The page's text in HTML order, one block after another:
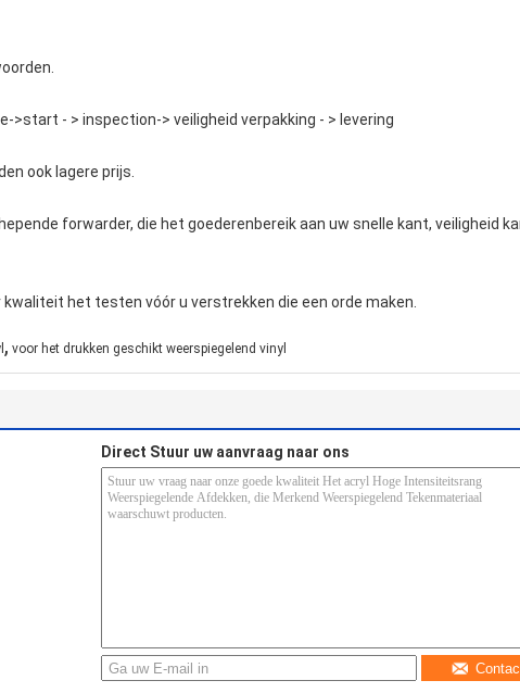
>start - > inspection-> veiligheid verpakking - > levering
ook lagere prijs.
forwarder, die het goederenbereik aan uw snelle kant, veiligheid
het testen vóór u verstrekken die een orde maken.
, voor het drukken geschikt weerspiegelend vinyl
Direct Stuur uw aanvraag naar ons